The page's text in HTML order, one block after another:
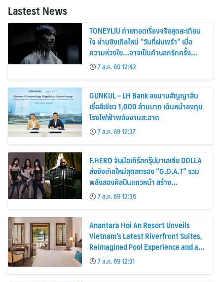
Lastest News
TONEYLIU ถ่ายทอดเรื่องจริงสุดสะเทือน
ใจ ผ่านซิงเกิลใหม่ “วันที่ฝนพรำ” เมื่อ
ความห่วงใย…อาจเป็นคำบอกรักครั้ง
สุดท้าย
7 ส.ค. 69 12:42
GUNKUL – LH Bank ลงนามสัญญาสิน
เชื่อสีเขียว 1,000 ล้านบาท เดินหน้าลงทุน
โรงไฟฟ้าพลังงานสะอาด
7 ส.ค. 69 12:37
F.HERO จับมือเกิร์ลกรุ๊ปมาเลเซีย DOLLA
ส่งซิงเกิลใหม่สุดสตรอง “G.O.A.T” รวม
พลังสองศิลปินแถวหน้า สร้าง
ปรากฏการณ์ใหม่แห่งวงการเพลงอาเซียน
7 ส.ค. 69 12:36
Anantara Hoi An Resort Unveils
Vietnam’s Latest Riverfront Suites,
Reimagined Pool Experience and a
Vibrant New Dining Destination
7 ส.ค. 69 12:31